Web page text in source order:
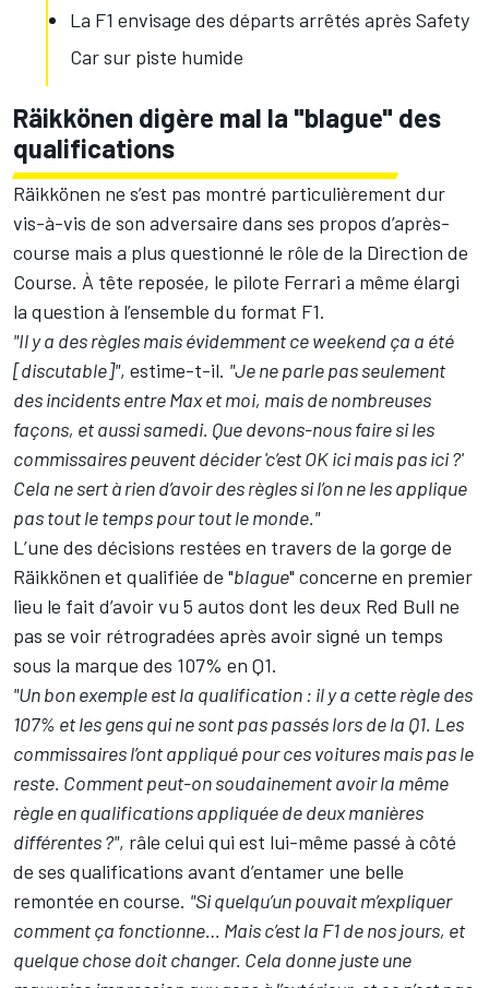
La F1 envisage des départs arrêtés après Safety
Car sur piste humide
Räikkönen digère mal la "blague" des
qualifications
Räikkönen ne s’est pas montré particulièrement dur
vis-à-vis de son adversaire dans ses propos d’après-
course mais a plus questionné le rôle de la Direction de
Course. À tête reposée, le pilote Ferrari a même élargi
la question à l’ensemble du format F1.
"Il y a des règles mais évidemment ce weekend ça a été
[discutable]", estime-t-il. "Je ne parle pas seulement
des incidents entre Max et moi, mais de nombreuses
façons, et aussi samedi. Que devons-nous faire si les
commissaires peuvent décider 'c’est OK ici mais pas ici ?'
Cela ne sert à rien d’avoir des règles si l’on ne les applique
pas tout le temps pour tout le monde."
L’une des décisions restées en travers de la gorge de
Räikkönen et qualifiée de "blague" concerne en premier
lieu le fait d’avoir vu 5 autos dont les deux Red Bull ne
pas se voir rétrogradées après avoir signé un temps
sous la marque des 107% en Q1.
"Un bon exemple est la qualification : il y a cette règle des
107% et les gens qui ne sont pas passés lors de la Q1. Les
commissaires l’ont appliqué pour ces voitures mais pas le
reste. Comment peut-on soudainement avoir la même
règle en qualifications appliquée de deux manières
différentes ?", râle celui qui est lui-même passé à côté
de ses qualifications avant d’entamer une belle
remontée en course. "Si quelqu’un pouvait m’expliquer
comment ça fonctionne… Mais c’est la F1 de nos jours, et
quelque chose doit changer. Cela donne juste une